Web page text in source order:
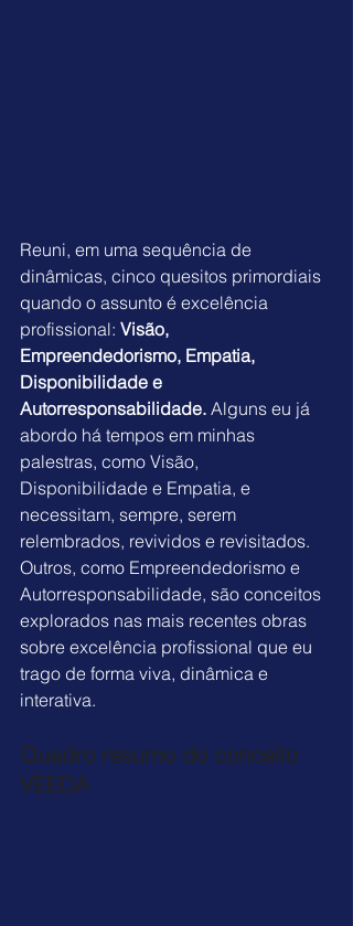
Reuni, em uma sequência de
dinâmicas, cinco quesitos primordiais
quando o assunto é excelência
profissional: Visão,
Empreendedorismo, Empatia,
Disponibilidade e
Autorresponsabilidade. Alguns eu já
abordo há tempos em minhas
palestras, como Visão,
Disponibilidade e Empatia, e
necessitam, sempre, serem
relembrados, revividos e revisitados.
Outros, como Empreendedorismo e
Autorresponsabilidade, são conceitos
explorados nas mais recentes obras
sobre excelência profissional que eu
trago de forma viva, dinâmica e
interativa.
Quadro resumo do conceito
VEEDA